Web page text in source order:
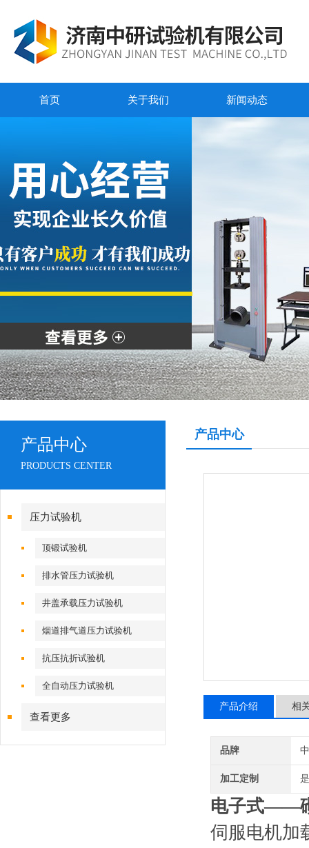
首页 关于我们 新闻动态
产品中心
PRODUCTS CENTER
压力试验机
顶锻试验机
排水管压力试验机
井盖承载压力试验机
烟道排气道压力试验机
抗压抗折试验机
全自动压力试验机
查看更多
产品中心
产品介绍 相
品牌
加工定制 是
电子式——
伺服电机加